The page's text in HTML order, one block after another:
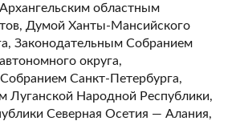
областным
Думой Ханты-Мансийского
Законодательным Собранием
округа,
Санкт-Петербурга,
Луганской Народной Республики,
Северная Осетия — Алания,